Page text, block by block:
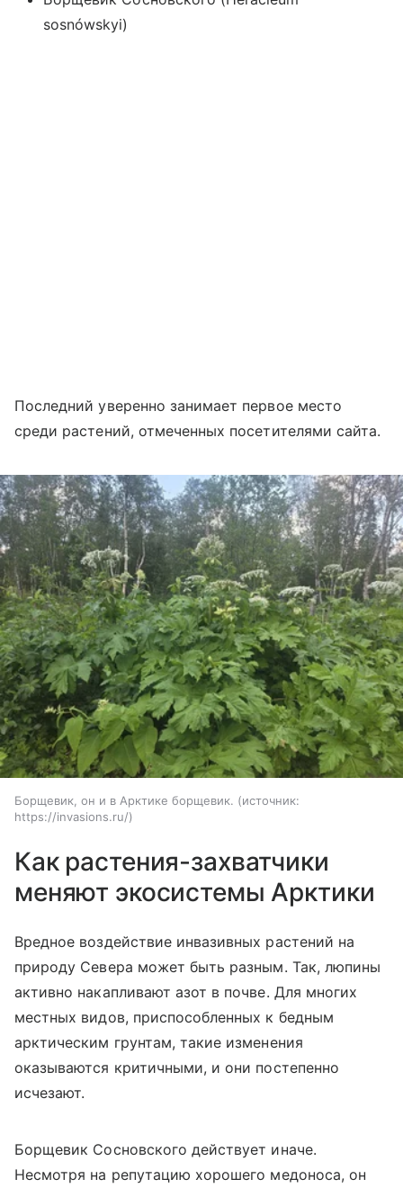
sosnówskyi)
Последний уверенно занимает первое место
среди растений, отмеченных посетителями сайта.
Борщевик, он и в Арктике борщевик.
источник:
https://invasions.ru/
Как растения-захватчики
меняют экосистемы Арктики
Вредное воздействие инвазивных растений на
природу Севера может быть разным. Так, люпины
активно накапливают азот в почве. Для многих
местных видов, приспособленных к бедным
арктическим грунтам, такие изменения
оказываются критичными, и они постепенно
исчезают.
Борщевик Сосновского действует иначе.
Несмотря на репутацию хорошего медоноса, он